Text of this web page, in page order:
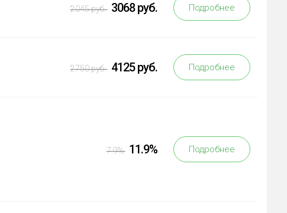
2045 руб. 3068 руб. Подробнее
2750 руб. 4125 руб. Подробнее
7.9% 11.9% Подробнее